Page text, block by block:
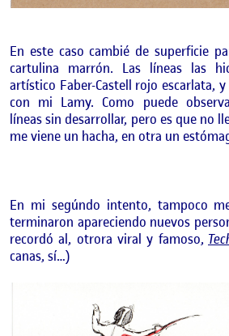
En este caso cambié de superficie
cartulina marrón. Las líneas las
artístico Faber-Castell rojo escarlata,
con mi Lamy. Como puede
líneas sin desarrollar, pero es que no
me viene un hacha, en otra un
En mi segúndo intento, tampoco
terminaron apareciendo nuevos
recordó al, otrora viral y famoso,
canas, sí…)